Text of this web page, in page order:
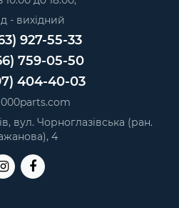
- вихідний
927-55-33
759-05-50
404-40-03
вул. Чорноглазівська (ран.
4